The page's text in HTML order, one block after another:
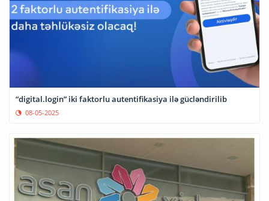
“digital.login” iki faktorlu autentifikasiya ilə gücləndirilib
08-05-2025